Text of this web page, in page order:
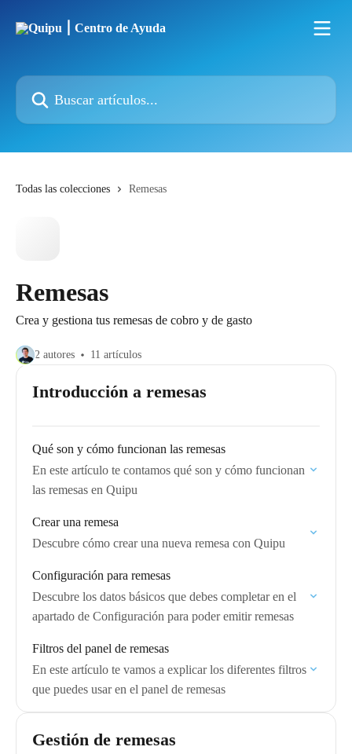
Buscar artículos...
Todas las colecciones Remesas
Remesas
Crea y gestiona tus remesas de cobro y de gasto
2 autores 11 artículos
Introducción a remesas
Qué son y cómo funcionan las remesas
En este artículo te contamos qué son y cómo funcionan
las remesas en Quipu
Crear una remesa
Descubre cómo crear una nueva remesa con Quipu
Configuración para remesas
Descubre los datos básicos que debes completar en el
apartado de Configuración para poder emitir remesas
Filtros del panel de remesas
En este artículo te vamos a explicar los diferentes filtros
que puedes usar en el panel de remesas
Gestión de remesas